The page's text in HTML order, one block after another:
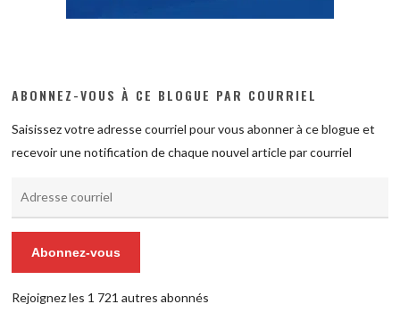
ABONNEZ-VOUS À CE BLOGUE PAR COURRIEL
Saisissez votre adresse courriel pour vous abonner à ce blogue et
recevoir une notification de chaque nouvel article par courriel
Abonnez-vous
Rejoignez les 1 721 autres abonnés